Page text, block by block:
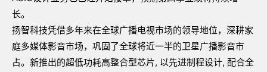
长。
扬智科技凭借多年来在全球广播电视市场的领导地位，深耕家
庭多媒体影音市场，巩固了全球将近一半的卫星广播影音市
占。新推出的超低功耗高整合型芯片, 以先进制程设计, 配合全